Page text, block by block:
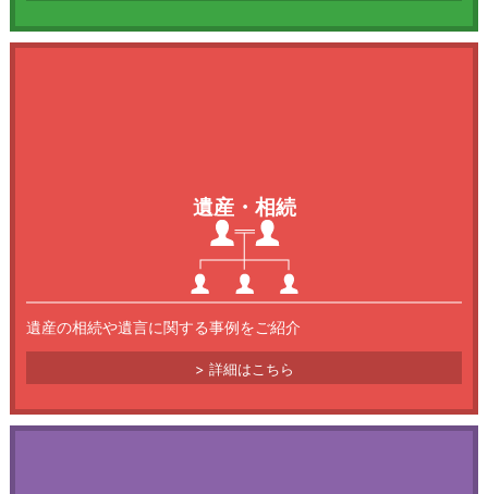
遺産・相続
遺産の相続や遺言に関する事例をご紹介
詳細はこちら